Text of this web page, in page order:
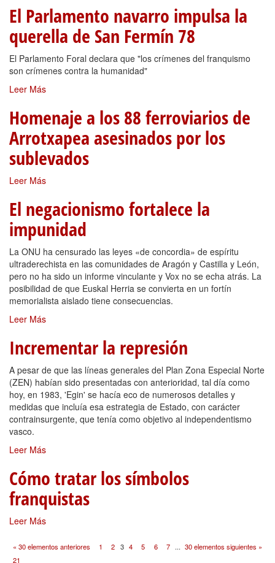
El Parlamento navarro impulsa la
querella de San Fermín 78
El Parlamento Foral declara que "los crímenes del franquismo
son crímenes contra la humanidad"
Leer Más
Homenaje a los 88 ferroviarios de
Arrotxapea asesinados por los
sublevados
Leer Más
El negacionismo fortalece la
impunidad
La ONU ha censurado las leyes «de concordia» de espíritu
ultraderechista en las comunidades de Aragón y Castilla y León,
pero no ha sido un informe vinculante y Vox no se echa atrás. La
posibilidad de que Euskal Herria se convierta en un fortín
memorialista aislado tiene consecuencias.
Leer Más
Incrementar la represión
A pesar de que las líneas generales del Plan Zona Especial Norte
(ZEN) habían sido presentadas con anterioridad, tal día como
hoy, en 1983, 'Egin' se hacía eco de numerosos detalles y
medidas que incluía esa estrategia de Estado, con carácter
contrainsurgente, que tenía como objetivo al independentismo
vasco.
Leer Más
Cómo tratar los símbolos
franquistas
Leer Más
« 30 elementos anteriores 30 elementos siguientes »
1 2 3 4 5 6 7 ...
21